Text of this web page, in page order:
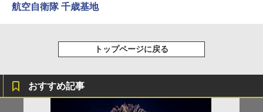
航空自衛隊 千歳基地
トップページに戻る
おすすめ記事